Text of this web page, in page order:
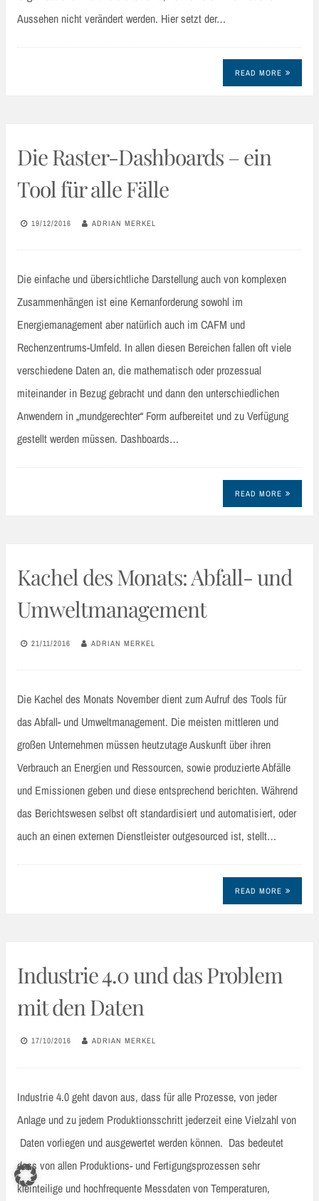
Aussehen nicht verändert werden. Hier setzt der…
READ MORE
Die Raster-Dashboards – ein
Tool für alle Fälle
19/12/2016 ADRIAN MERKEL
Die einfache und übersichtliche Darstellung auch von komplexen
Zusammenhängen ist eine Kernanforderung sowohl im
Energiemanagement aber natürlich auch im CAFM und
Rechenzentrums-Umfeld. In allen diesen Bereichen fallen oft viele
verschiedene Daten an, die mathematisch oder prozessual
miteinander in Bezug gebracht und dann den unterschiedlichen
Anwendern in „mundgerechter“ Form aufbereitet und zu Verfügung
gestellt werden müssen. Dashboards…
READ MORE
Kachel des Monats: Abfall- und
Umweltmanagement
21/11/2016 ADRIAN MERKEL
Die Kachel des Monats November dient zum Aufruf des Tools für
das Abfall- und Umweltmanagement. Die meisten mittleren und
großen Unternehmen müssen heutzutage Auskunft über ihren
Verbrauch an Energien und Ressourcen, sowie produzierte Abfälle
und Emissionen geben und diese entsprechend berichten. Während
das Berichtswesen selbst oft standardisiert und automatisiert, oder
auch an einen externen Dienstleister outgesourced ist, stellt…
READ MORE
Industrie 4.0 und das Problem
mit den Daten
17/10/2016 ADRIAN MERKEL
Industrie 4.0 geht davon aus, dass für alle Prozesse, von jeder
Anlage und zu jedem Produktionsschritt jederzeit eine Vielzahl von
Daten vorliegen und ausgewertet werden können. Das bedeutet
dass von allen Produktions- und Fertigungsprozessen sehr
kleinteilige und hochfrequente Messdaten von Temperaturen,